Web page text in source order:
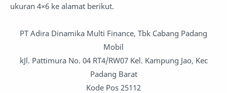
ukuran 4×6 ke alamat berikut.
PT Adira Dinamika Multi Finance, Tbk Cabang Padang
Mobil
kJl. Pattimura No. 04 RT4/RW07 Kel. Kampung Jao, Kec
Padang Barat
Kode Pos 25112